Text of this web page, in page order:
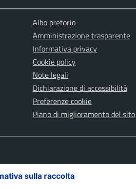
Albo pretorio
Amministrazione trasparente
Informativa privacy
Cookie policy
Note legali
Dichiarazione di accessibilità
Preferenze cookie
Piano di miglioramento del sito
sulla raccolta